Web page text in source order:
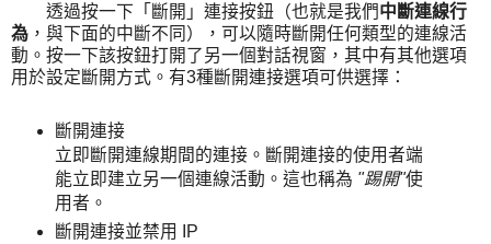
透過按一下「斷開」連接按鈕（也就是我們中斷連線行
為 ，與下面的中斷不同），可以隨時斷開任何類型的連線活
動。按一下該按鈕打開了另一個對話視窗，其中有其他選項
用於設定斷開方式。有3種斷開連接選項可供選擇：
斷開連接
立即斷開連線期間的連接。斷開連接的使用者端
能立即建立另一個連線活動。這也稱為 "踢開"使
用者。
斷開連接並禁用 IP